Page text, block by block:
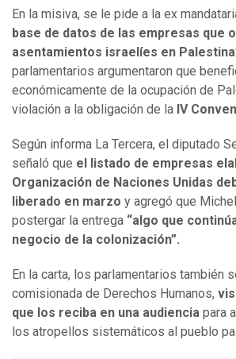
En la misiva, se le pide a la ex
base de datos de las empresas que
asentamientos israelíes en
parlamentarios argumentaron que
económicamente de la ocupación de
violación a la obligación de la IV
Según informa La Tercera, el diputado
señaló que el listado de empresas
Organización de Naciones Unidas
liberado en marzo y agregó que
postergar la entrega “algo que
negocio de la colonización”.
En la carta, los parlamentarios también
comisionada de Derechos Humanos,
que los reciba en una audiencia para
los atropellos sistemáticos al pueblo